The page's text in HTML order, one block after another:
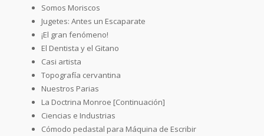
Somos Moriscos
Jugetes: Antes un Escaparate
¡El gran fenómeno!
El Dentista y el Gitano
Casi artista
Topografía cervantina
Nuestros Parias
La Doctrina Monroe [Continuación]
Ciencias e Industrias
Cómodo pedastal para Máquina de Escribir